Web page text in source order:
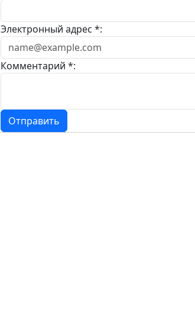
Электронный адрес *:
Комментарий *:
Отправить